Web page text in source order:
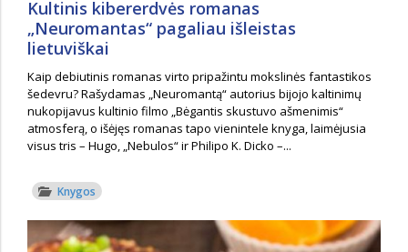
Kultinis kibererdvės romanas
„Neuromantas“ pagaliau išleistas
lietuviškai
Kaip debiutinis romanas virto pripažintu mokslinės fantastikos
šedevru? Rašydamas „Neuromantą“ autorius bijojo kaltinimų
nukopijavus kultinio filmo „Bėgantis skustuvo ašmenimis“
atmosferą, o išėjęs romanas tapo vienintele knyga, laimėjusia
visus tris – Hugo, „Nebulos“ ir Philipo K. Dicko –...
Knygos